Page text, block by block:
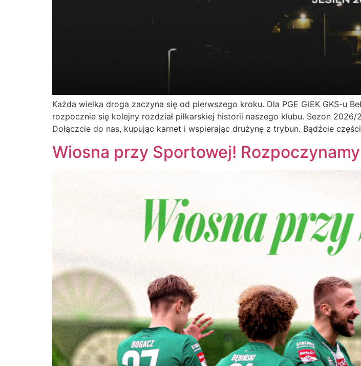
Każda wielka droga zaczyna się od pierwszego kroku. Dla PGE GiEK GKS-u
rozpocznie się kolejny rozdział piłkarskiej historii naszego klubu. Sezon
Dołączcie do nas, kupując karnet i wspierając drużynę z trybun. Bądźcie
Wiosna przy Sportowej!